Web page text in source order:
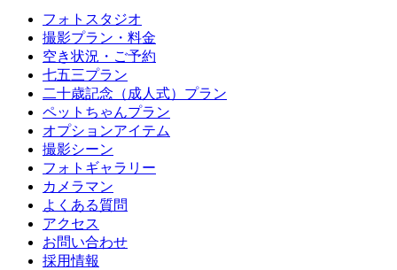
フォトスタジオ
撮影プラン・料金
空き状況・ご予約
七五三プラン
二十歳記念（成人式）プラン
ペットちゃんプラン
オプションアイテム
撮影シーン
フォトギャラリー
カメラマン
よくある質問
アクセス
お問い合わせ
採用情報